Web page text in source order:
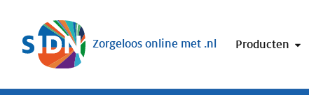
Sla navigatie over
Zorgeloos online met .nl Producten